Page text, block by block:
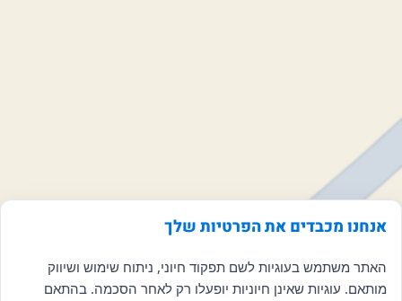
אנחנו מכבדים את הפרטיות שלך
האתר משתמש בעוגיות לשם תפקוד חיוני, ניתוח שימוש ושיווק
מותאם. עוגיות שאינן חיוניות יופעלו רק לאחר הסכמה. בהתאם